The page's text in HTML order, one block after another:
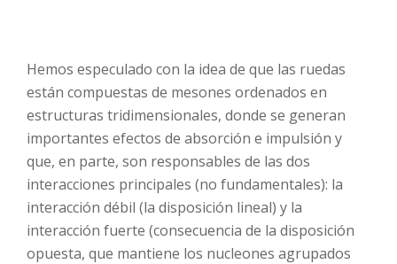
Hemos especulado con la idea de que las ruedas
están compuestas de mesones ordenados en
estructuras tridimensionales, donde se generan
importantes efectos de absorción e impulsión y
que, en parte, son responsables de las dos
interacciones principales (no fundamentales): la
interacción débil (la disposición lineal) y la
interacción fuerte (consecuencia de la disposición
opuesta, que mantiene los nucleones agrupados